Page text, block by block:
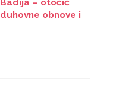
duhovne obnove i